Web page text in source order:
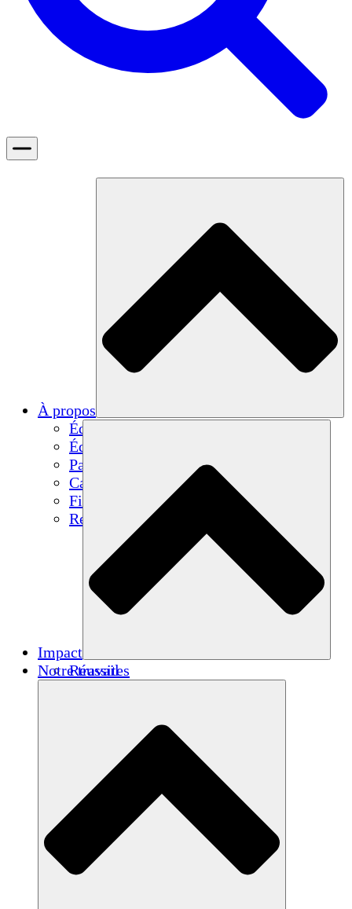
À propos
Équipe
Équipe
Partenaires
Carrières
Finances
Resources
Impact
Réussites
Notre travail